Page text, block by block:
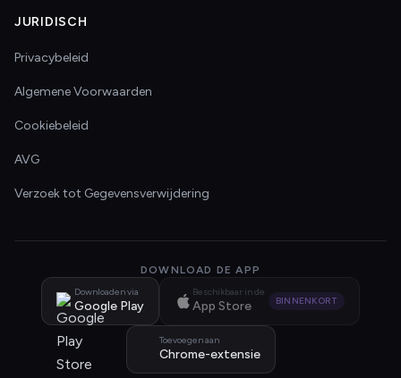
JURIDISCH
Privacybeleid
Algemene Voorwaarden
Cookiebeleid
AVG
Verzoek tot Gegevensverwijdering
DOWNLOAD DE APP
Downloaden via
Google Play
Beschikbaar in de
App Store BINNENKORT
Toevoegen aan
Chrome-extensie